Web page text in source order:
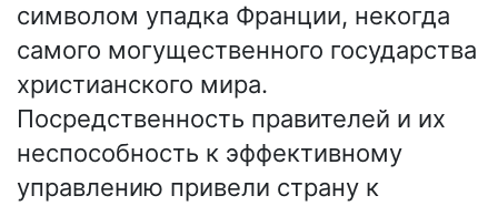
символом упадка Франции, некогда
самого могущественного государства
христианского мира.
Посредственность правителей и их
неспособность к эффективному
управлению привели страну к